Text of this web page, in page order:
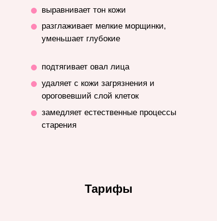
выравнивает тон кожи
разглаживает мелкие морщинки,
уменьшает глубокие
подтягивает овал лица
удаляет с кожи загрязнения и
ороговевший слой клеток
замедляет естественные процессы
старения
Тарифы